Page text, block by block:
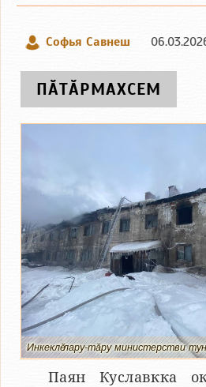
Софья Савнеш
ПӐТӐРМАХСЕМ
Инкеклӗ лару-тӑру министерстви
Паян Куславкка